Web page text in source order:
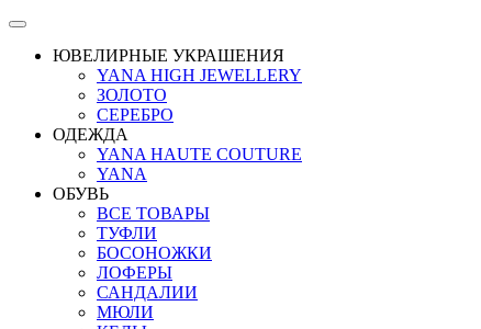
ЮВЕЛИРНЫЕ УКРАШЕНИЯ
YANA HIGH JEWELLERY
ЗОЛОТО
СЕРЕБРО
ОДЕЖДА
YANA HAUTE COUTURE
YANA
ОБУВЬ
ВСЕ ТОВАРЫ
ТУФЛИ
БОСОНОЖКИ
ЛОФЕРЫ
САНДАЛИИ
МЮЛИ